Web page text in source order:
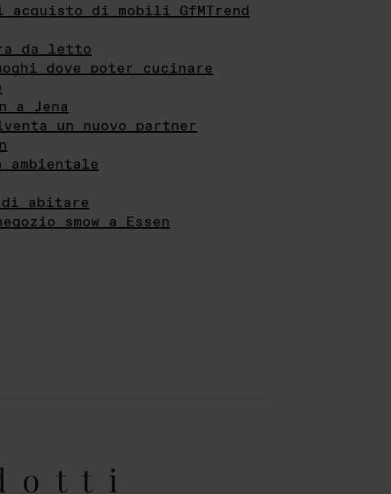
di mobili GfMTrend
da letto
dove poter cucinare
a Jena
un nuovo partner
di abitare
smow a Essen